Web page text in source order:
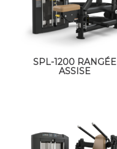
SPL-1200 RANGÉE
ASSISE